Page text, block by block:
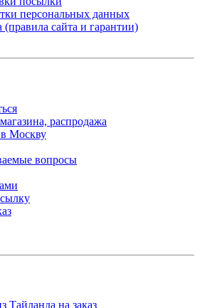
персональных данных
(правила сайта и гарантии)
распродажа
в Москву
вопросы
Тайланда на заказ